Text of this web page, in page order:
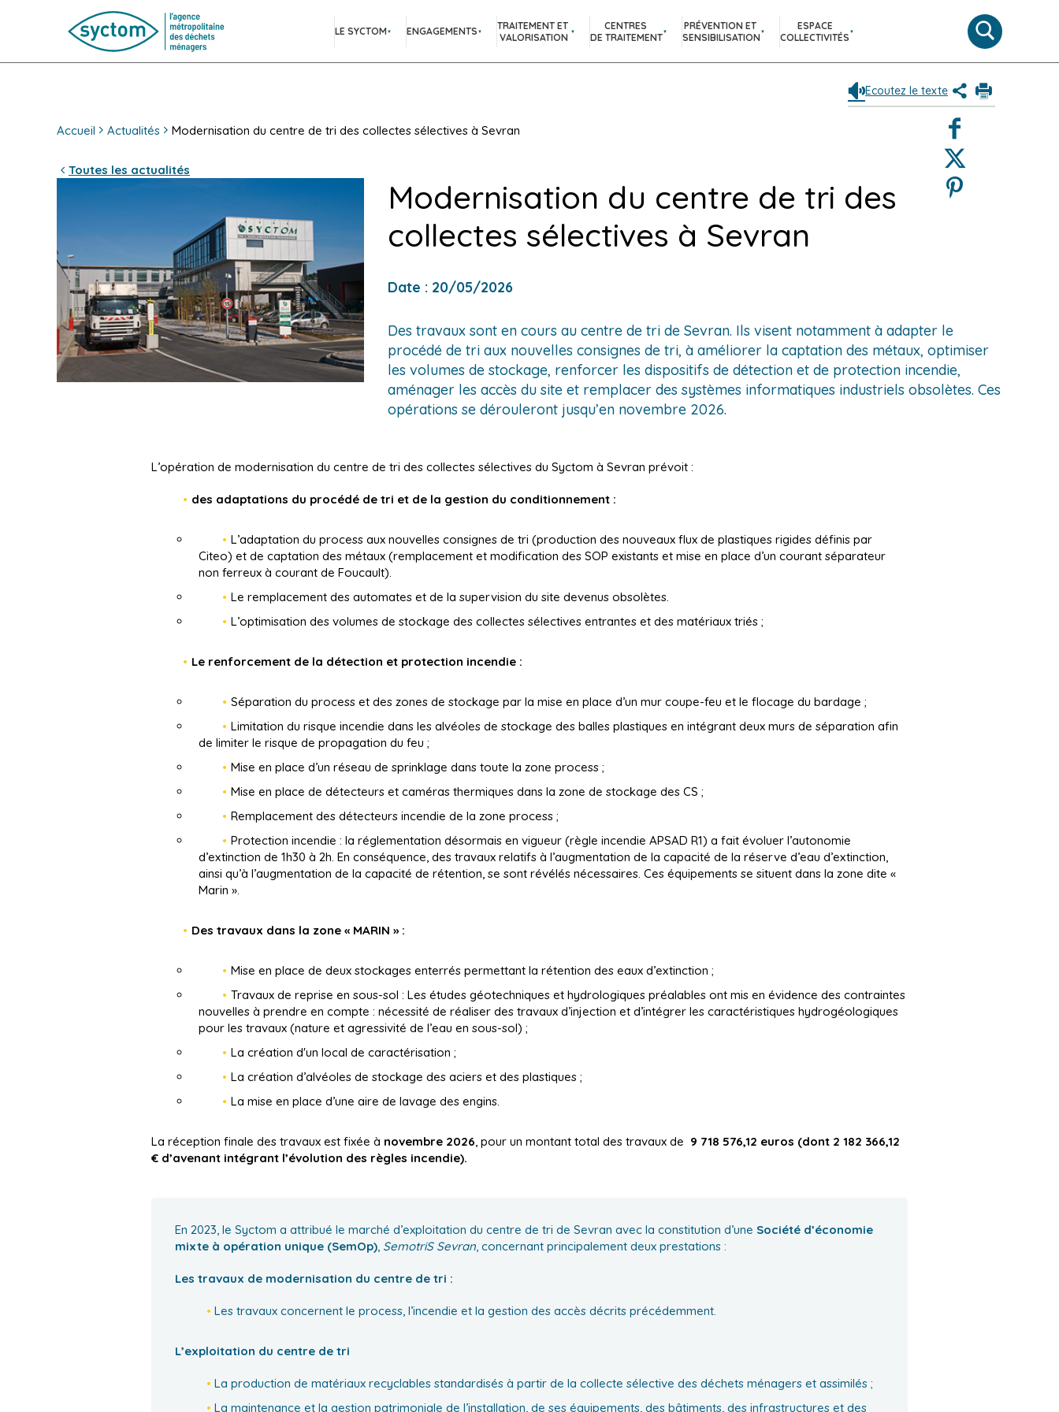
LE SYCTOM ENGAGEMENTS
TRAITEMENT ET
VALORISATION
CENTRES
DE TRAITEMENT
PRÉVENTION ET
SENSIBILISATION
ESPACE
COLLECTIVITÉS
Moteur
de
recherche
Ecoutez le texte
Partagez
Facebook
Twitter
Pinterest
Imprimer
le
Accueil Actualités Modernisation du centre de tri des collectes sélectives à Sevran
Toutes les actualités
Modernisation du centre de tri des
collectes sélectives à Sevran
Date : 20/05/2026
Des
travaux
sont
en
cours
au
tri
de
visent
notamment
à
adapter
le
de...
Des travaux sont en cours au centre de tri de Sevran. Ils visent notamment à adapter le
procédé de tri aux nouvelles consignes de tri, à améliorer la captation des métaux, optimiser
les volumes de stockage, renforcer les dispositifs de détection et de protection incendie,
aménager les accès du site et remplacer des systèmes informatiques industriels obsolètes. Ces
opérations se dérouleront jusqu’en novembre 2026.
L’opération de modernisation du centre de tri des collectes sélectives du Syctom à Sevran prévoit :
des adaptations du procédé de tri et de la gestion du conditionnement :
L’adaptation du process aux nouvelles consignes de tri (production des nouveaux flux de plastiques rigides définis par
Citeo) et de captation des métaux (remplacement et modification des SOP existants et mise en place d’un courant séparateur
non ferreux à courant de Foucault).
Le remplacement des automates et de la supervision du site devenus obsolètes.
L’optimisation des volumes de stockage des collectes sélectives entrantes et des matériaux triés ;
Le renforcement de la détection et protection incendie :
Séparation du process et des zones de stockage par la mise en place d’un mur coupe-feu et le flocage du bardage ;
Limitation du risque incendie dans les alvéoles de stockage des balles plastiques en intégrant deux murs de séparation afin
de limiter le risque de propagation du feu ;
Mise en place d’un réseau de sprinklage dans toute la zone process ;
Mise en place de détecteurs et caméras thermiques dans la zone de stockage des CS ;
Remplacement des détecteurs incendie de la zone process ;
Protection incendie : la réglementation désormais en vigueur (règle incendie APSAD R1) a fait évoluer l’autonomie
d’extinction de 1h30 à 2h. En conséquence, des travaux relatifs à l’augmentation de la capacité de la réserve d’eau d’extinction,
ainsi qu’à l’augmentation de la capacité de rétention, se sont révélés nécessaires. Ces équipements se situent dans la zone dite «
Marin ».
Des travaux dans la zone « MARIN » :
Mise en place de deux stockages enterrés permettant la rétention des eaux d’extinction ;
Travaux de reprise en sous-sol : Les études géotechniques et hydrologiques préalables ont mis en évidence des contraintes
nouvelles à prendre en compte : nécessité de réaliser des travaux d’injection et d’intégrer les caractéristiques hydrogéologiques
pour les travaux (nature et agressivité de l’eau en sous-sol) ;
La création d'un local de caractérisation ;
La création d’alvéoles de stockage des aciers et des plastiques ;
La mise en place d’une aire de lavage des engins.
La réception finale des travaux est fixée à novembre 2026, pour un montant total des travaux de 9 718 576,12 euros (dont 2 182 366,12
€ d’avenant intégrant l’évolution des règles incendie).
En 2023, le Syctom a attribué le marché d’exploitation du centre de tri de Sevran avec la constitution d’une Société d’économie
mixte à opération unique (SemOp), SemotriS Sevran, concernant principalement deux prestations :
Les travaux de modernisation du centre de tri :
Les travaux concernent le process, l’incendie et la gestion des accès décrits précédemment.
L’exploitation du centre de tri
La production de matériaux recyclables standardisés à partir de la collecte sélective des déchets ménagers et assimilés ;
La maintenance et la gestion patrimoniale de l’installation, de ses équipements, des bâtiments, des infrastructures et des